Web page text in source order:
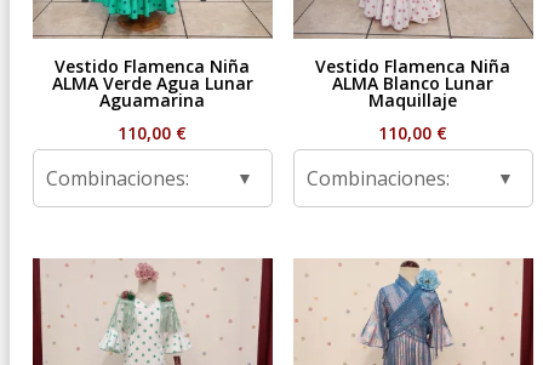
Vestido Flamenca Niña
ALMA Verde Agua Lunar
Aguamarina
110,00 €
Combinaciones:
Vestido Flamenca Niña
ALMA Blanco Lunar
Maquillaje
110,00 €
Combinaciones: